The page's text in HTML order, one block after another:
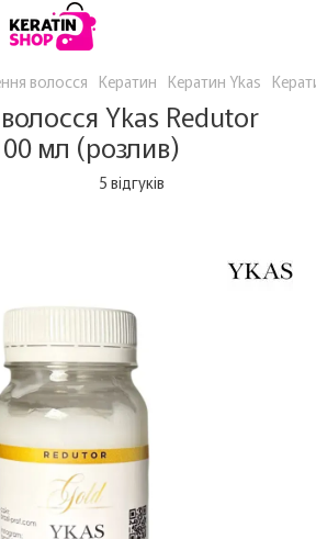
волосся Кератин Кератин Ykas
Ykas Redutor
мл (розлив)
5 відгуків